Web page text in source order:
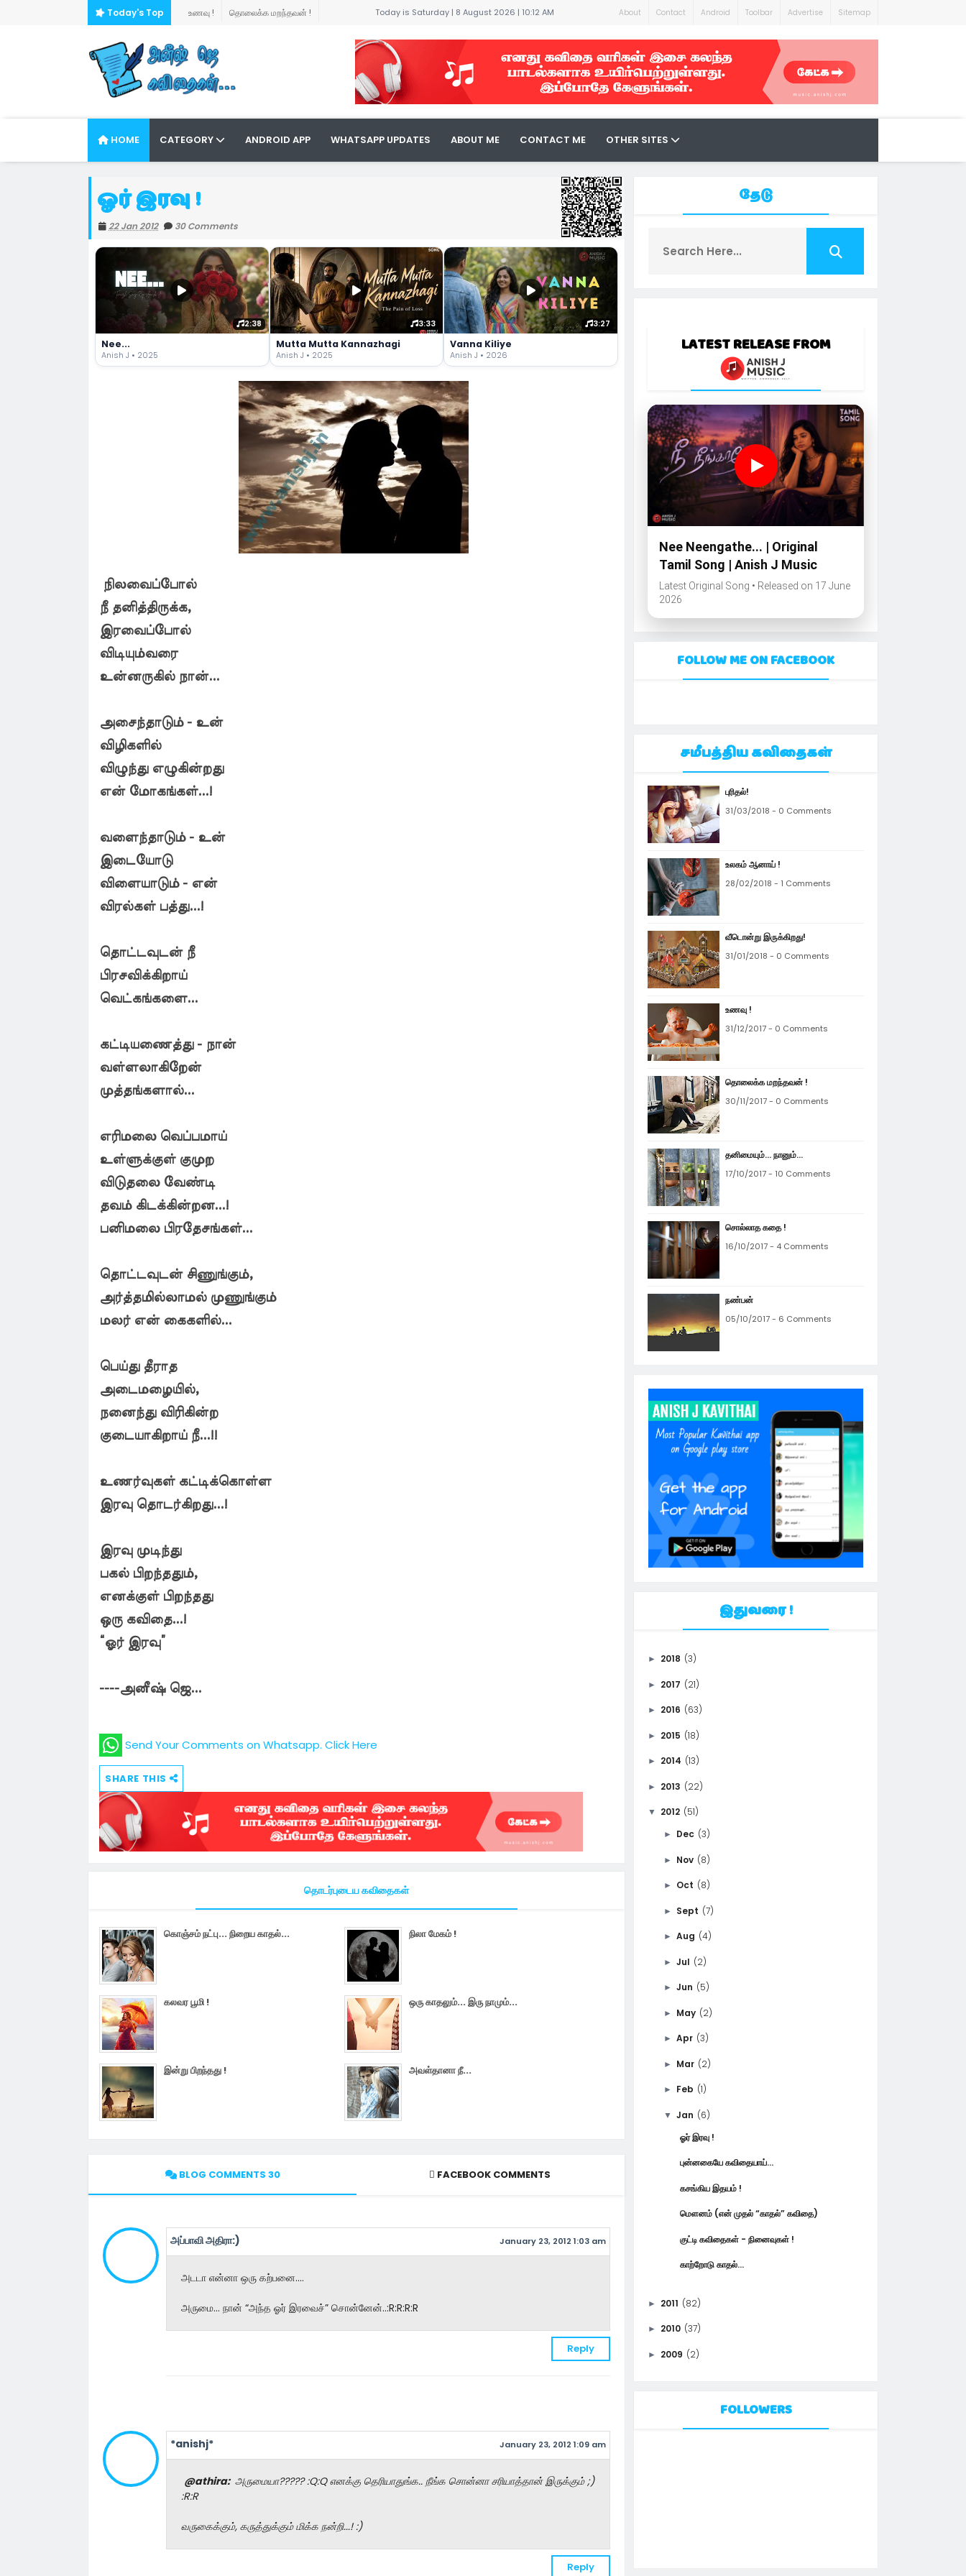
Today's Top உணவு ! தொலைக்க மறந்தவன் !
நண்பன்
இரவின் கதைகள் !
ஆயிரம் முகங்கள் !
கொஞ்சம் நட்பு... நிறைய காதல்... சுவை !
சுதந்திரமானவைகள் !
வீடொன்று இருக்கிறது!
Today is Saturday | 8 August 2026 | 10:12 AM About Contact Android Toolbar Advertise Sitemap
HOME CATEGORY ANDROID APP WHATSAPP UPDATES ABOUT ME CONTACT ME OTHER SITES
ஓர் இரவு !
22 Jan 2012 30 Comments
2:38
Nee...
Anish J • 2025
3:33
Mutta Mutta Kannazhagi
Anish J • 2025
3:27
Vanna Kiliye
Anish J • 2026
நிலவைப்போல்
நீ தனித்திருக்க,
இரவைப்போல்
விடியும்வரை
உன்னருகில் நான்...
அசைந்தாடும் - உன்
விழிகளில்
விழுந்து எழுகின்றது
என் மோகங்கள்...!
வளைந்தாடும் - உன்
இடையோடு
விளையாடும் - என்
விரல்கள் பத்து...!
தொட்டவுடன் நீ
பிரசவிக்கிறாய்
வெட்கங்களை...
கட்டியணைத்து - நான்
வள்ளலாகிறேன்
முத்தங்களால்...
எரிமலை வெப்பமாய்
உள்ளுக்குள் குமுற
விடுதலை வேண்டி
தவம் கிடக்கின்றன...!
பனிமலை பிரதேசங்கள்...
தொட்டவுடன் சிணுங்கும்,
அர்த்தமில்லாமல் முணுங்கும்
மலர் என் கைகளில்...
பெய்து தீராத
அடைமழையில்,
நனைந்து விரிகின்ற
குடையாகிறாய் நீ...!!
உணர்வுகள் கட்டிக்கொள்ள
இரவு தொடர்கிறது...!
இரவு முடிந்து
பகல் பிறந்ததும்,
எனக்குள் பிறந்தது
ஒரு கவிதை...!
“ஓர் இரவு”
----அனீஷ் ஜெ...
Send Your Comments on Whatsapp. Click Here
SHARE THIS
தொடர்புடைய கவிதைகள்
கொஞ்சம் நட்பு... நிறைய காதல்... நிலா மேகம் !
கலவர பூமி ! ஒரு காதலும்... இரு நாமும்...
இன்று பிறந்தது ! அவள்தானா நீ...
BLOG COMMENTS 30 FACEBOOK COMMENTS
அப்பாவி அதிரா:) January 23, 2012 1:03 am
அடடா என்னா ஒரு கற்பனை....
அருமை... நான் “அந்த ஓர் இரவைச்” சொன்னேன்..:R:R:R:R
Reply
*anishj* January 23, 2012 1:09 am
@athira: அருமையா????? :Q:Q எனக்கு தெரியாதுங்க.. நீங்க சொன்னா சரியாத்தான் இருக்கும் ;)
:R:R
வருகைக்கும், கருத்துக்கும் மிக்க நன்றி...! :)
Reply
தேடு
LATEST RELEASE FROM
Nee Neengathe... | Original
Tamil Song | Anish J Music
Latest Original Song • Released on 17 June
2026
FOLLOW ME ON FACEBOOK
சமீபத்திய கவிதைகள்
புரிதல்!
31/03/2018 - 0 Comments
உலகம் ஆனாய் !
28/02/2018 - 1 Comments
வீடொன்று இருக்கிறது!
31/01/2018 - 0 Comments
உணவு !
31/12/2017 - 0 Comments
தொலைக்க மறந்தவன் !
30/11/2017 - 0 Comments
தனிமையும்... நானும்...
17/10/2017 - 10 Comments
சொல்லாத கதை !
16/10/2017 - 4 Comments
நண்பன்
05/10/2017 - 6 Comments
இதுவரை !
► 2018 (3)
► 2017 (21)
► 2016 (63)
► 2015 (18)
► 2014 (13)
► 2013 (22)
▼ 2012 (51)
► Dec (3)
► Nov (8)
► Oct (8)
► Sept (7)
► Aug (4)
► Jul (2)
► Jun (5)
► May (2)
► Apr (3)
► Mar (2)
► Feb (1)
▼ Jan (6)
ஓர் இரவு !
புன்னகையே கவிதையாய்...
கசங்கிய இதயம் !
மெளனம் (என் முதல் “காதல்” கவிதை)
குட்டி கவிதைகள் - நினைவுகள் !
காற்றோடு காதல்...
► 2011 (82)
► 2010 (37)
► 2009 (2)
FOLLOWERS